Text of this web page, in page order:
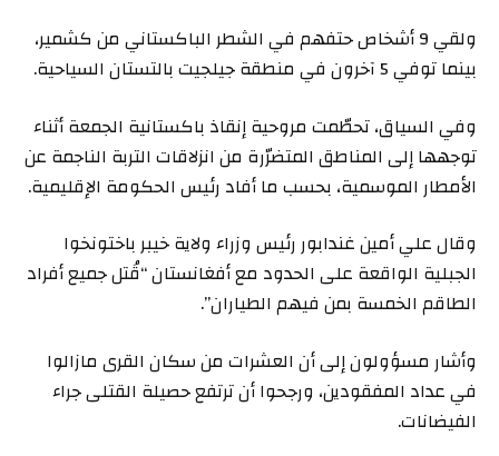
ولقي 9 أشخاص حتفهم في الشطر الباكستاني من كشمير،
بينما توفي 5 آخرون في منطقة جيلجيت بالتستان السياحية.
وفي السياق، تحطّمت مروحية إنقاذ باكستانية الجمعة أثناء
توجهها إلى المناطق المتضرّرة من انزلاقات التربة الناجمة عن
الأمطار الموسمية، بحسب ما أفاد رئيس الحكومة الإقليمية.
وقال علي أمين غندابور رئيس وزراء ولاية خيبر باختونخوا
الجبلية الواقعة على الحدود مع أفغانستان “قُتل جميع أفراد
الطاقم الخمسة بمن فيهم الطياران”.
وأشار مسؤولون إلى أن العشرات من سكان القرى مازالوا
في عداد المفقودين، ورجحوا أن ترتفع حصيلة القتلى جراء
الفيضانات.